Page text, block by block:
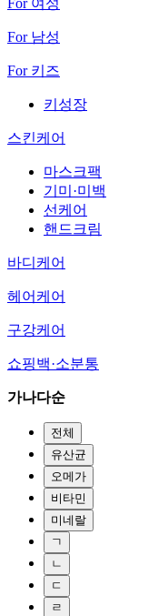
For 남성
For 키즈
키성장
스킨케어
마스크팩
기미·미백
선케어
핸드크림
바디케어
헤어케어
구강케어
쇼핑백·소분통
가나다순
전체
유산균
오메가
비타민
미네랄
ㄱ
ㄴ
ㄷ
ㄹ